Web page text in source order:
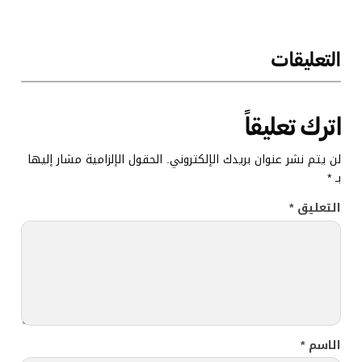
التعليقات
اترك تعليقاً
لن يتم نشر عنوان بريدك الإلكتروني. الحقول الإلزامية مشار إليها
بـ*
التعليق*
الاسم*